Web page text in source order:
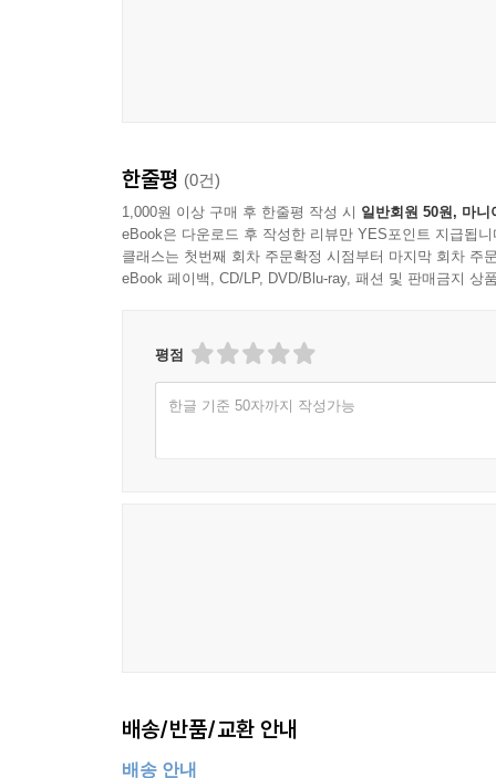
한줄평 (0건)
1,000원 이상 구매 후 한줄평 작성 시 일반회원 50원, 마니
eBook은 다운로드 후 작성한 리뷰만 YES포인트 지급됩니
클래스는 첫번째 회차 주문확정 시점부터 마지막 회차 주
eBook 페이백, CD/LP, DVD/Blu-ray, 패션 및 판매금지 상
평점
한글 기준 50자까지 작성가능
배송/반품/교환 안내
배송 안내